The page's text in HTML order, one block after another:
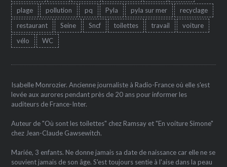
plage
pollution pq Pyla pyla sur mer
recyclage
restaurant
Seine Sncf toilettes travail
voiture
vélo
WC
Isabelle Monrozier. Ancienne journaliste à Radio-France où elle s'est
levée aux aurores pendant près de 20 ans pour informer les
auditeurs de France-Inter.
Auteur de "Où sont les toilettes" chez Ramsay et "En voiture Simone"
chez Jean-Claude Gawsewitch.
Mariée, 3 enfants. Ne donne jamais sa date de naissance car elle ne se
souvient jamais de son âge. S'est toujours sentie à l'aise dans la peau